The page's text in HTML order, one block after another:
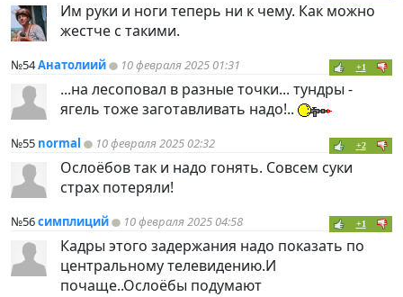
Им руки и ноги теперь ни к чему. Как можно
жестче с такими.
№54Анатолиий 10 февраля 2025 01:31 +1
...на лесоповал в разные точки... тундры -
ягель тоже заготавливать надо!..
№55 normal 10 февраля 2025 02:32 +2
Ослоёбов так и надо гонять. Совсем суки
страх потеряли!
№56симплиций 10 февраля 2025 04:58 +1
Кадры этого задержания надо показать по
центральному телевидению.И
почаще..Ослоёбы подумают